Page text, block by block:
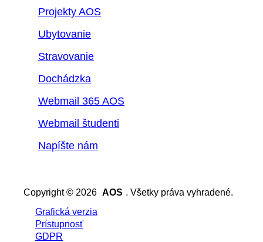
Projekty AOS
Ubytovanie
Stravovanie
Dochádzka
Webmail 365 AOS
Webmail študenti
Napíšte nám
Copyright © 2026 AOS . Všetky práva vyhradené.
Grafická verzia
Prístupnosť
GDPR